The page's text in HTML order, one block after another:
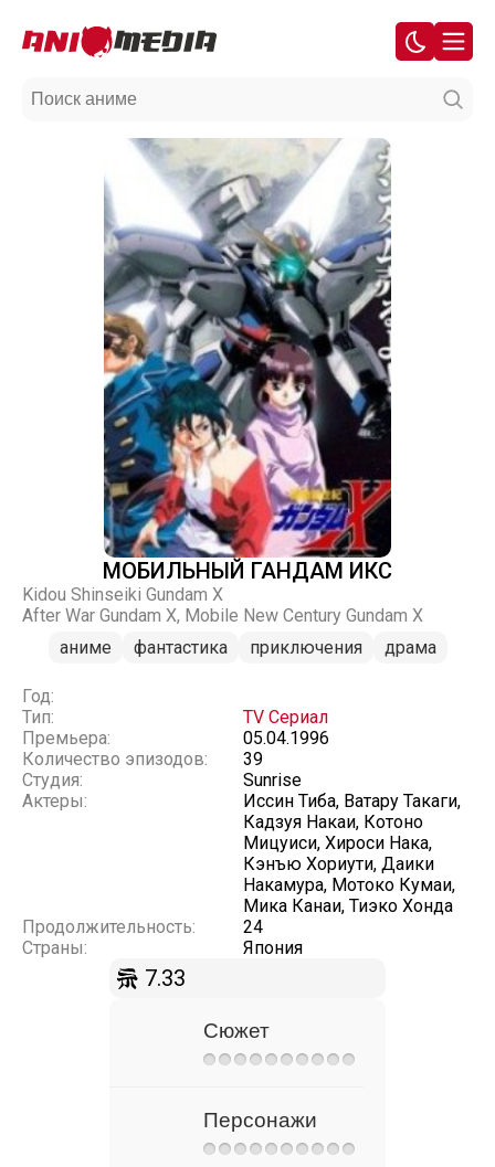
МОБИЛЬНЫЙ ГАНДАМ ИКС
Kidou Shinseiki Gundam X
After War Gundam X, Mobile New Century Gundam X
аниме
фантастика приключения драма
Год:
Тип:
TV Сериал
Премьера:
05.04.1996
Количество эпизодов:
39
Студия:
Sunrise
Актеры:
Иссин Тиба, Ватару Такаги,
Кадзуя Накаи, Котоно
Мицуиси, Хироси Нака,
Кэнъю Хориути, Даики
Накамура, Мотоко Кумаи,
Мика Канаи, Тиэко Хонда
Продолжительность:
24
Страны:
Япония
7.33
Сюжет
Персонажи